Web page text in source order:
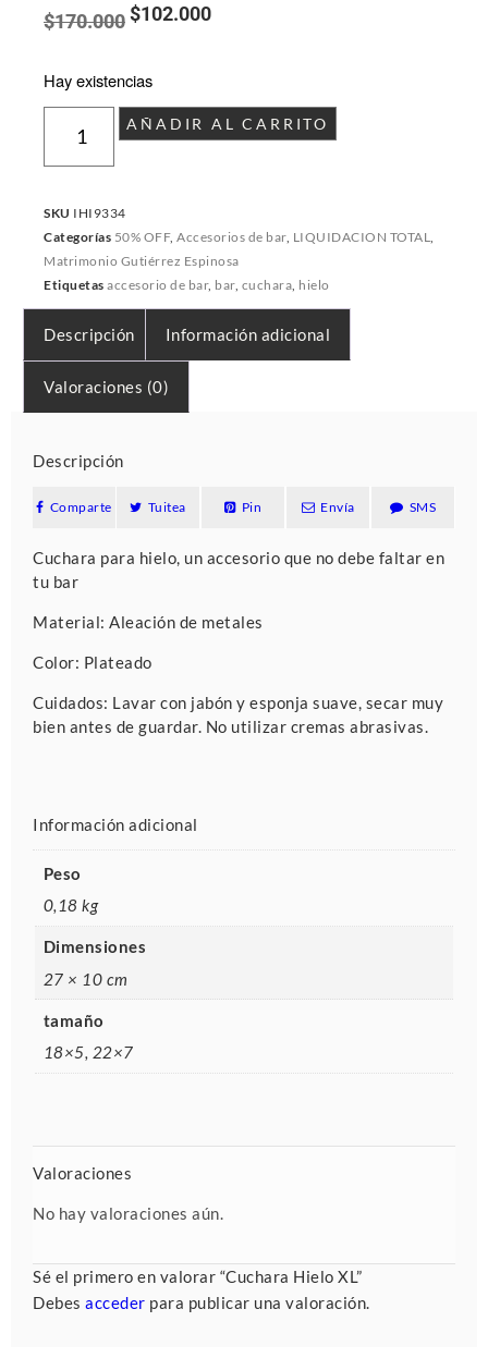
$170.000$102.000
Hay existencias
AÑADIR AL CARRITO
SKU IHI9334
Categorías 50% OFF, Accesorios de bar, LIQUIDACION TOTAL,
Matrimonio Gutiérrez Espinosa
Etiquetas accesorio de bar, bar, cuchara, hielo
Descripción Información adicional
Valoraciones (0)
Descripción
Comparte Tuitea Pin Envía SMS
Cuchara para hielo, un accesorio que no debe faltar en
tu bar
Material: Aleación de metales
Color: Plateado
Cuidados: Lavar con jabón y esponja suave, secar muy
bien antes de guardar. No utilizar cremas abrasivas.
Información adicional
Peso
0,18 kg
Dimensiones
27 × 10 cm
tamaño
18×5, 22×7
Valoraciones
No hay valoraciones aún.
Sé el primero en valorar “Cuchara Hielo XL”
Debes acceder para publicar una valoración.